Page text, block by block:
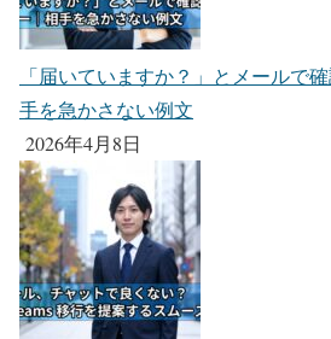
「届いていますか？」とメールで
手を急かさない例文
2026年4月8日